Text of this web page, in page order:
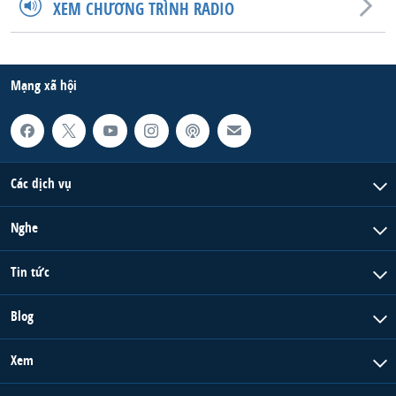
XEM CHƯƠNG TRÌNH RADIO
Mạng xã hội
Các dịch vụ
Nghe
Tin tức
Blog
Xem